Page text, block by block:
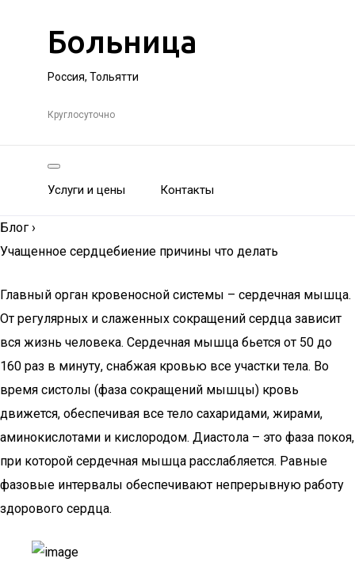
Больница
Россия, Тольятти
Круглосуточно
Услуги и цены Контакты
Блог ›
Учащенное сердцебиение причины что делать
Главный орган кровеносной системы – сердечная мышца.
От регулярных и слаженных сокращений сердца зависит
вся жизнь человека. Сердечная мышца бьется от 50 до
160 раз в минуту, снабжая кровью все участки тела. Во
время систолы (фаза сокращений мышцы) кровь
движется, обеспечивая все тело сахаридами, жирами,
аминокислотами и кислородом. Диастола – это фаза покоя,
при которой сердечная мышца расслабляется. Равные
фазовые интервалы обеспечивают непрерывную работу
здорового сердца.